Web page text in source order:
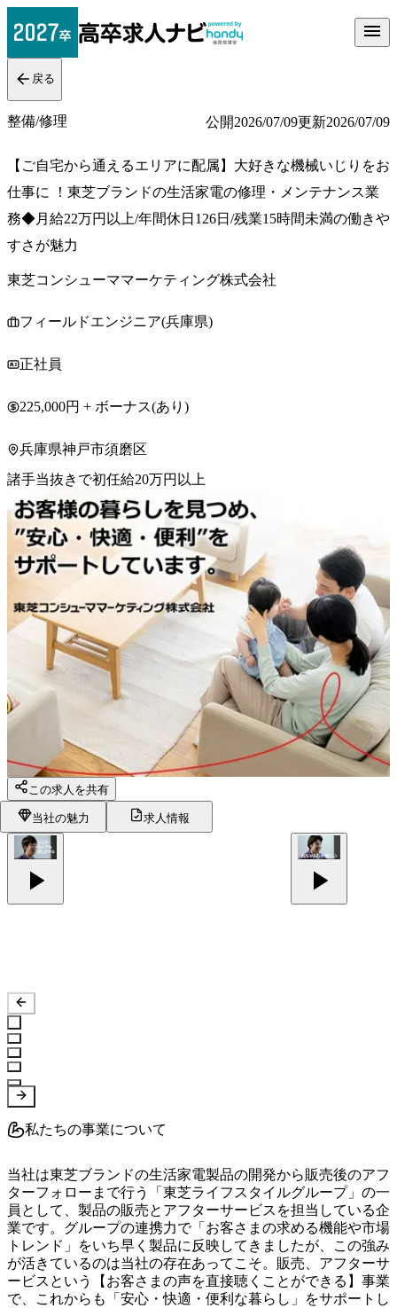
戻る
整備/修理 公開2026/07/09更新2026/07/09
【ご自宅から通えるエリアに配属】大好きな機械いじりをお
仕事に ！東芝ブランドの生活家電の修理・メンテナンス業
務◆月給22万円以上/年間休日126日/残業15時間未満の働きや
すさが魅力
東芝コンシューママーケティング株式会社
フィールドエンジニア(兵庫県)
正社員
225,000円 + ボーナス(あり)
兵庫県神戸市須磨区
諸手当抜きで初任給20万円以上
この求人を共有
当社の魅力 求人情報
私たちの事業について
当社は東芝ブランドの生活家電製品の開発から販売後のアフ
ターフォローまで行う「東芝ライフスタイルグループ」の一
員として、製品の販売とアフターサービスを担当している企
業です。グループの連携力で「お客さまの求める機能や市場
トレンド」をいち早く製品に反映してきましたが、この強み
が活きているのは当社の存在あってこそ。販売、アフターサ
ービスという【お客さまの声を直接聴くことができる】事業
で、これからも「安心・快適・便利な暮らし」をサポートし